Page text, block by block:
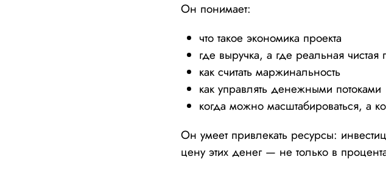
Он понимает:
что такое экономика проекта
где выручка, а где реальная
как считать маржинальность
как управлять денежными потоками
когда можно масштабироваться, а
Он умеет привлекать ресурсы:
цену этих денег — не только в